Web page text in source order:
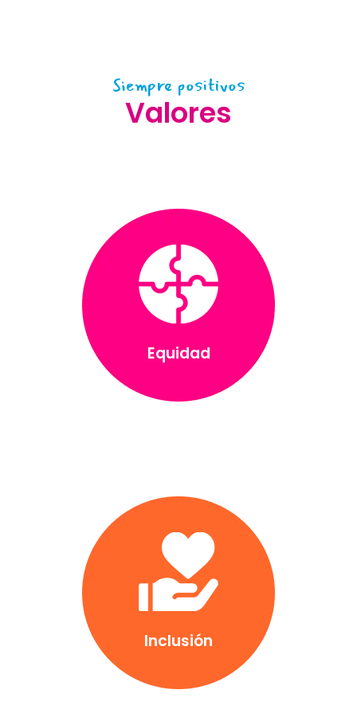
Siempre positivos
Valores
Equidad
Inclusión